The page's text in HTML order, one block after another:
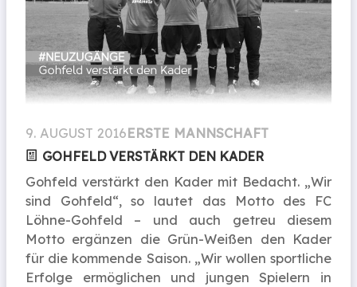
9. AUGUST 2016ERSTE MANNSCHAFT
GOHFELD VERSTÄRKT DEN KADER
Gohfeld verstärkt den Kader mit Bedacht. „Wir
sind Gohfeld“, so lautet das Motto des FC
Löhne-Gohfeld – und auch getreu diesem
Motto ergänzen die Grün-Weißen den Kader
für die kommende Saison. „Wir wollen sportliche
Erfolge ermöglichen und jungen Spielern in